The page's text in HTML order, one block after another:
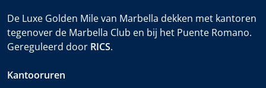
De Luxe Golden Mile van Marbella dekken met kantoren
tegenover de Marbella Club en bij het Puente Romano.
Gereguleerd door RICS.
Kantooruren